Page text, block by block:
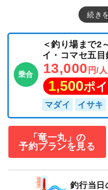
続き
乗合
＜釣り場まで
イ・コマセ五
13,000 円/人
1,500ポ
マダイ イサキ
「竜一丸」の
予約プランを見る
釣行当日